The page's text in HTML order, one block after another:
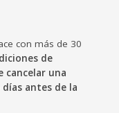
con más de 30
de
cancelar una
antes de la